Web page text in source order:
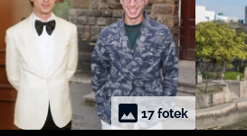
17 fotek